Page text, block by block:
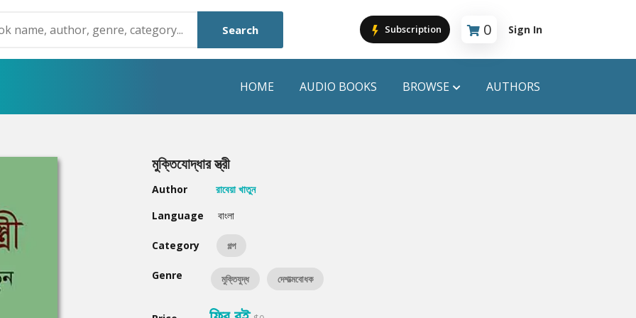
Search Subscription 0
Cart is empty
Sign In
HOME AUDIO BOOKS BROWSE
Humayun Ahmed
Mouri Morium
AUTHORS
মুক্তিযোদ্ধার স্ত্রী
Author
রাবেয়া খাতুন
Language
বাংলা
Category গল্প
Genre মুক্তিযুদ্ধ দেশাত্মবোধক